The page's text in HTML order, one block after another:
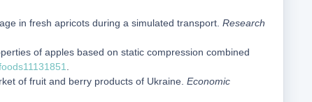
in fresh apricots during a simulated transport. Research
of apples based on static compression combined
of fruit and berry products of Ukraine. Economic